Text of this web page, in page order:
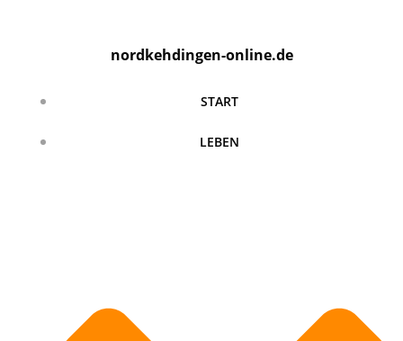
nordkehdingen-online.de
START
LEBEN